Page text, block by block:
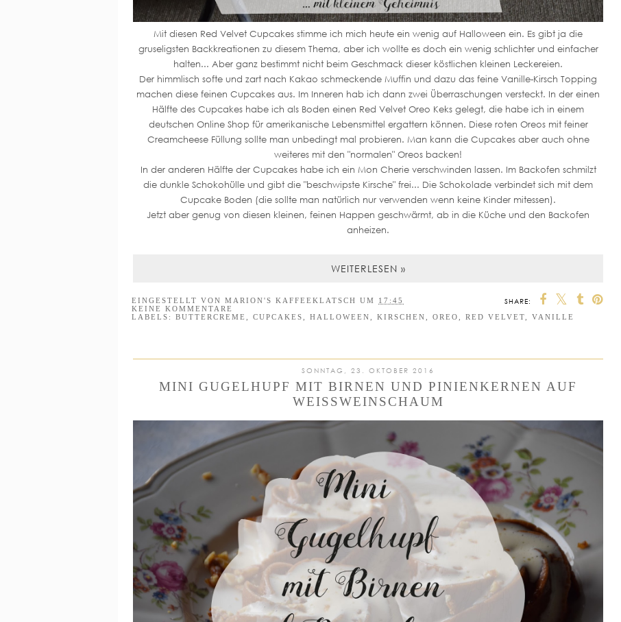
Mit diesen Red Velvet Cupcakes stimme ich mich heute ein wenig auf Halloween ein. Es gibt ja die
gruseligsten Backkreationen zu diesem Thema, aber ich wollte es doch ein wenig schlichter und einfacher
halten... Aber ganz bestimmt nicht beim Geschmack dieser köstlichen kleinen Leckereien.
Der himmlisch softe und zart nach Kakao schmeckende Muffin und dazu das feine Vanille-Kirsch Topping
machen diese feinen Cupcakes aus. Im Inneren hab ich dann zwei Überraschungen versteckt. In der einen
Hälfte des Cupcakes habe ich als Boden einen Red Velvet Oreo Keks gelegt, die habe ich in einem
deutschen Online Shop für amerikanische Lebensmittel ergattern können. Diese roten Oreos mit feiner
Creamcheese Füllung sollte man unbedingt mal probieren. Man kann die Cupcakes aber auch ohne
weiteres mit den "normalen" Oreos backen!
In der anderen Hälfte der Cupcakes habe ich ein Mon Cherie verschwinden lassen. Im Backofen schmilzt
die dunkle Schokohülle und gibt die "beschwipste Kirsche" frei... Die Schokolade verbindet sich mit dem
Cupcake Boden (die sollte man natürlich nur verwenden wenn keine Kinder mitessen).
Jetzt aber genug von diesen kleinen, feinen Happen geschwärmt, ab in die Küche und den Backofen
anheizen.
WEITERLESEN »
SHARE:
EINGESTELLT VON MARION'S KAFFEEKLATSCH UM 17:45
KEINE KOMMENTARE
LABELS: BUTTERCREME CUPCAKES HALLOWEEN KIRSCHEN OREO RED VELVET VANILLE
SONNTAG, 23. OKTOBER 2016
MINI GUGELHUPF MIT BIRNEN UND PINIENKERNEN AUF
WEISSWEINSCHAUM